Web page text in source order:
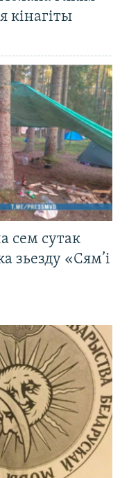
кінагіты
сем сутак
зьезду «Сям’і